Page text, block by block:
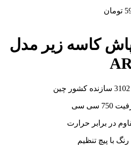
تومان
کاسه زیر مدل
سی
در برابر حرارت
با پیچ تنظیم